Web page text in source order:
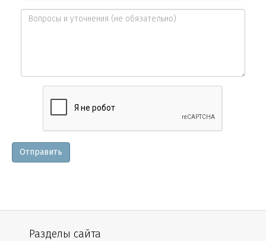
*
E-
mail
Вопросы
уточнения
Отправить
Разделы сайта